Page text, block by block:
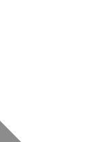
© Lietuvos